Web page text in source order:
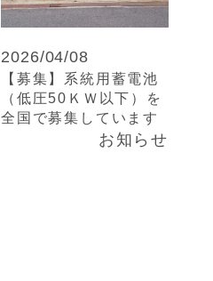
お知らせ
2026/04/08
【募集】系統用蓄電池
（低圧50ＫＷ以下）を
全国で募集しています